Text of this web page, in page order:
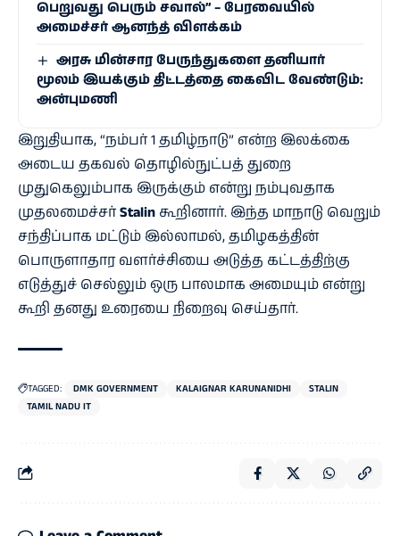
பெறுவது பெரும் சவால்” – பேரவையில்
அமைச்சர் ஆனந்த் விளக்கம்
அரசு மின்சார பேருந்துகளை தனியார்
மூலம் இயக்கும் திட்டத்தை கைவிட வேண்டும்:
அன்புமணி
இறுதியாக, “நம்பர் 1 தமிழ்நாடு” என்ற இலக்கை
அடைய தகவல் தொழில்நுட்பத் துறை
முதுகெலும்பாக இருக்கும் என்று நம்புவதாக
முதலமைச்சர்Stalin கூறினார். இந்த மாநாடு வெறும்
சந்திப்பாக மட்டும் இல்லாமல், தமிழகத்தின்
பொருளாதார வளர்ச்சியை அடுத்த கட்டத்திற்கு
எடுத்துச் செல்லும் ஒரு பாலமாக அமையும் என்று
கூறி தனது உரையை நிறைவு செய்தார்.
TAGGED: DMK GOVERNMENT KALAIGNAR KARUNANIDHI
STALIN
TAMIL NADU IT